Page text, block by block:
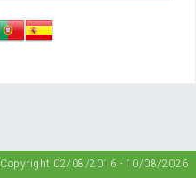
Copyright 02/08/2016 - 10/08/2026